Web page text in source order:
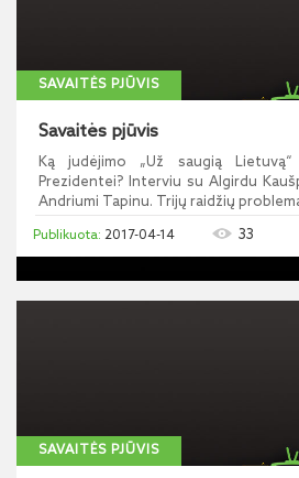
SAVAITĖS PJŪVIS
Savaitės pjūvis
Ką judėjimo „Už saugią Lietuvą“
Prezidentei? Interviu su Algirdu
Andriumi Tapinu. Trijų raidžių
2017-04-14 33
SAVAITĖS PJŪVIS